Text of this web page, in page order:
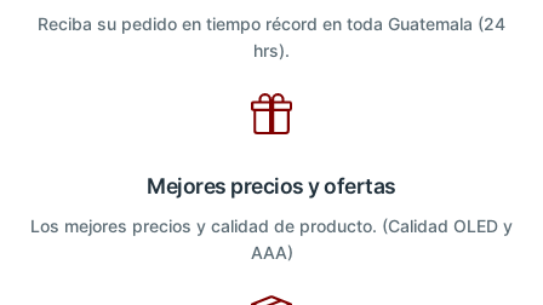
Reciba su pedido en tiempo récord en toda Guatemala (24
hrs).
Mejores precios y ofertas
Los mejores precios y calidad de producto. (Calidad OLED y
AAA)